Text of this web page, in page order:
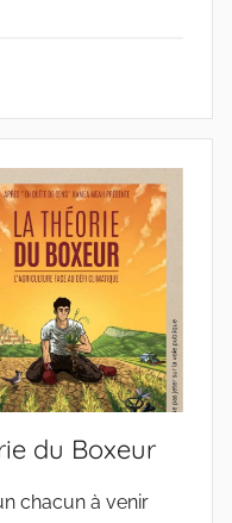
du Boxeur
chacun à venir